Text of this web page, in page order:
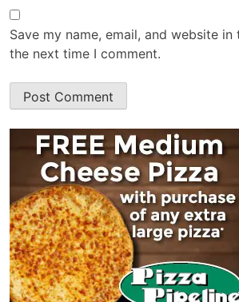
Save my name, email, and website
the next time I comment.